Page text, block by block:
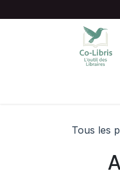
Tous les